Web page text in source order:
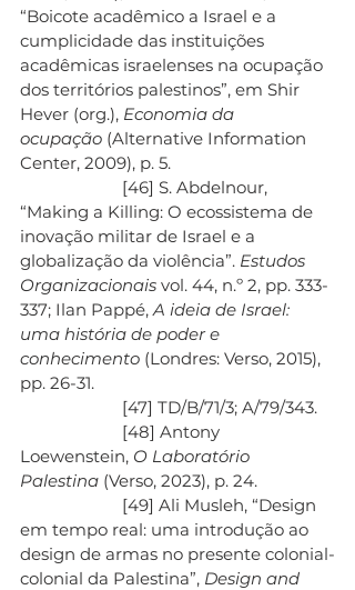
“Boicote acadêmico a Israel e a
cumplicidade das instituições
acadêmicas israelenses na ocupação
dos territórios palestinos”, em Shir
Hever (org.), Economia da
ocupação (Alternative Information
Center, 2009), p. 5.
[46] S. Abdelnour,
“Making a Killing: O ecossistema de
inovação militar de Israel e a
globalização da violência”. Estudos
Organizacionais vol. 44, n.º 2, pp. 333-
337; Ilan Pappé, A ideia de Israel:
uma história de poder e
conhecimento (Londres: Verso, 2015),
pp. 26-31.
[47] TD/B/71/3; A/79/343.
[48] ​​Antony
Loewenstein, O Laboratório
Palestina (Verso, 2023), p. 24.
[49] Ali Musleh, “Design
em tempo real: uma introdução ao
design de armas no presente colonial-
colonial da Palestina”, Design and